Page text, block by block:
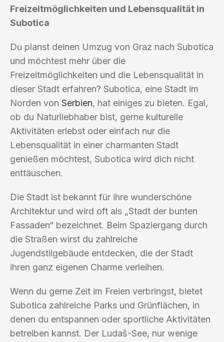
Freizeitmöglichkeiten und Lebensqualität in
Subotica
Du planst deinen Umzug von Graz nach Subotica
und möchtest mehr über die
Freizeitmöglichkeiten und die Lebensqualität in
dieser Stadt erfahren? Subotica, eine Stadt im
Norden von Serbien, hat einiges zu bieten. Egal,
ob du Naturliebhaber bist, gerne kulturelle
Aktivitäten erlebst oder einfach nur die
Lebensqualität in einer charmanten Stadt
genießen möchtest, Subotica wird dich nicht
enttäuschen.
Die Stadt ist bekannt für ihre wunderschöne
Architektur und wird oft als „Stadt der bunten
Fassaden“ bezeichnet. Beim Spaziergang durch
die Straßen wirst du zahlreiche
Jugendstilgebäude entdecken, die der Stadt
ihren ganz eigenen Charme verleihen.
Wenn du gerne Zeit im Freien verbringst, bietet
Subotica zahlreiche Parks und Grünflächen, in
denen du entspannen oder sportliche Aktivitäten
betreiben kannst. Der Ludaš-See, nur wenige